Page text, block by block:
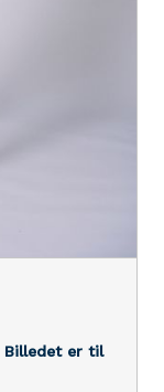
Billedet er til